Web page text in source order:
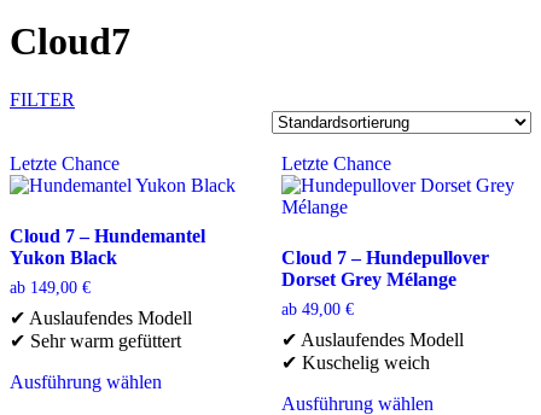
Cloud7
FILTER
Letzte Chance
Cloud 7 – Hundemantel
Yukon Black
ab 149,00 €
✔ Auslaufendes Modell
✔ Sehr warm gefüttert
Ausführung wählen
Letzte Chance
Cloud 7 – Hundepullover
Dorset Grey Mélange
ab 49,00 €
✔ Auslaufendes Modell
✔ Kuschelig weich
Ausführung wählen